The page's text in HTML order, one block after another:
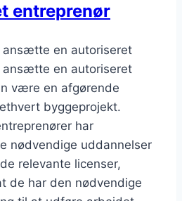
entreprenør
ansætte en autoriseret
ansætte en autoriseret
være en afgørende
byggeprojekt.
har
nødvendige uddannelser
relevante licenser,
de har den nødvendige